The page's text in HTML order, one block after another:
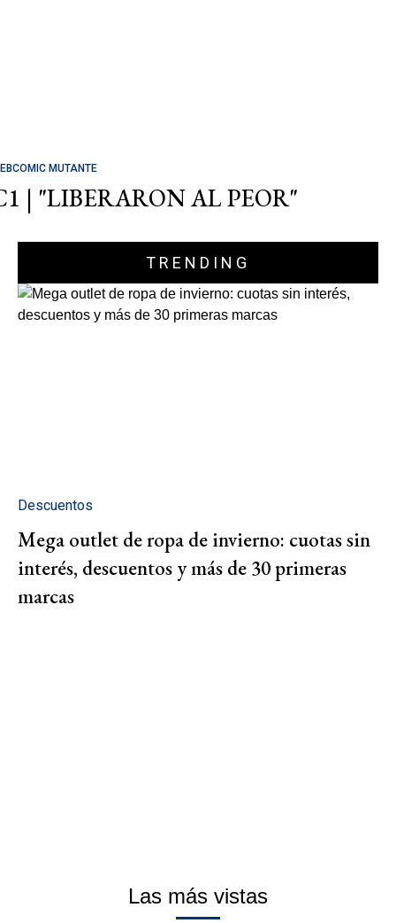
MUTANTE
| "LIBERARON AL PEOR"
TRENDING
Descuentos
Mega outlet de ropa de invierno: cuotas sin
interés, descuentos y más de 30 primeras
marcas
Las más vistas